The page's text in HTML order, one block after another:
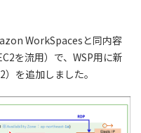
WorkSpacesと同内容
を流用）で、WSP用に新
を追加しました。